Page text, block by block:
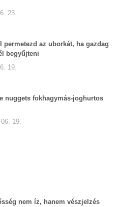
23.
permetezd az uborkát, ha gazdag
begyűjteni
19.
nuggets fokhagymás-joghurtos
19.
nem íz, hanem vészjelzés